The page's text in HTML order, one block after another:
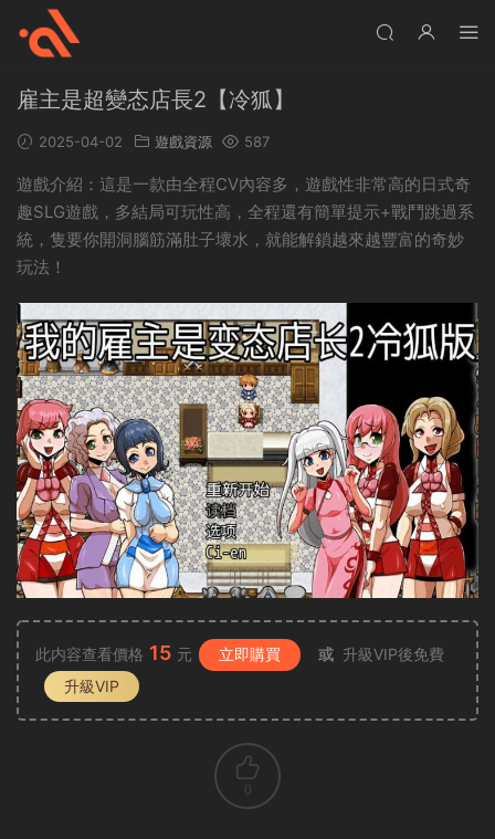
雇主是超變态店長2【冷狐】
2025-04-02 遊戲資源 587
遊戲介紹：這是一款由全程CV內容多，遊戲性非常高的日式奇
趣SLG遊戲，多結局可玩性高，全程還有簡單提示+戰鬥跳過系
統，隻要你開洞腦筋滿肚子壞水，就能解鎖越來越豐富的奇妙
玩法！
此内容查看價格 15 元 立即購買 或 升級VIP後免費
升級VIP
0